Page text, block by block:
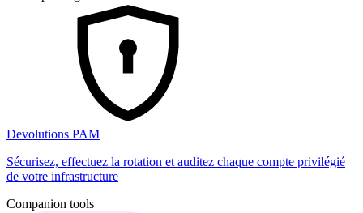
Devolutions PAM
Sécurisez, effectuez la rotation et auditez chaque compte privilégié
de votre infrastructure
Companion tools